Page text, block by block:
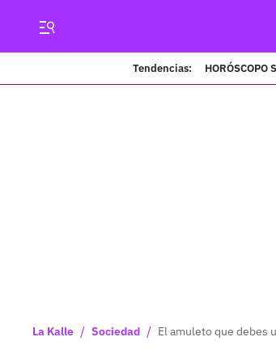
Tendencias: HORÓSCOPO
La Kalle / Sociedad / El amuleto que debes